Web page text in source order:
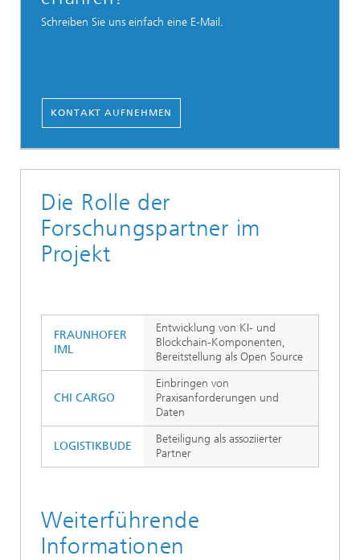
Schreiben Sie uns einfach eine E-Mail.
KONTAKT AUFNEHMEN
Die Rolle der
Forschungspartner im
Projekt
FRAUNHOFER
IML
Entwicklung von KI- und
Blockchain-Komponenten,
Bereitstellung als Open Source
CHI CARGO
Einbringen von
Praxisanforderungen und
Daten
LOGISTIKBUDE
Beteiligung als assoziierter
Partner
Weiterführende
Informationen